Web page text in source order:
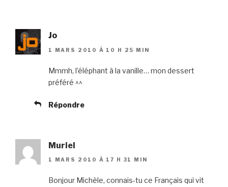
Jo
1 MARS 2010 À 10 H 25 MIN
Mmmh, l’éléphant à la vanille… mon dessert
préféré ^^
Répondre
Muriel
1 MARS 2010 À 17 H 31 MIN
Bonjour Michèle, connais-tu ce Français qui vit